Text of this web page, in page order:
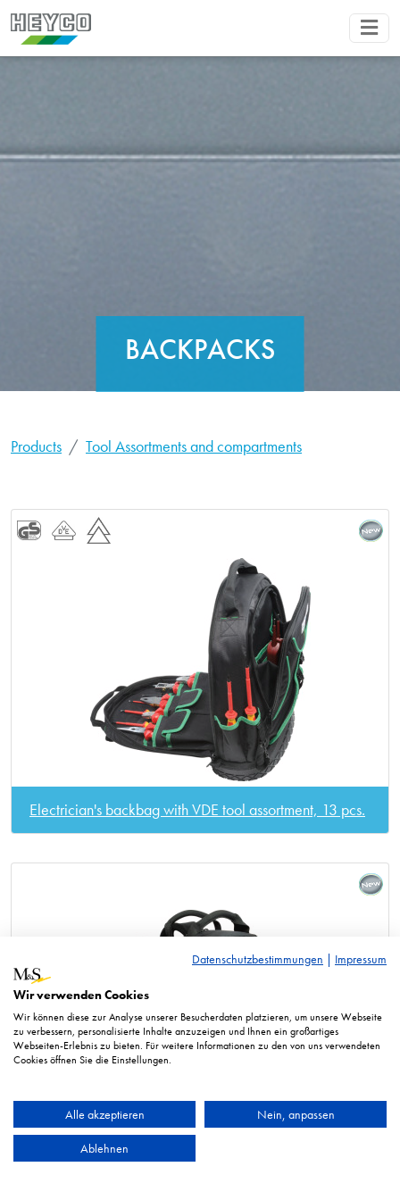
BACKPACKS
Products Tool Assortments and compartments
Electrician's backbag with VDE tool assortment, 13 pcs.
Backbag for tool assortments, empty
Datenschutzbestimmungen | Impressum
Wir verwenden Cookies
Wir können diese zur Analyse unserer Besucherdaten platzieren, um unsere Webseite
zu verbessern, personalisierte Inhalte anzuzeigen und Ihnen ein großartiges
Webseiten-Erlebnis zu bieten. Für weitere Informationen zu den von uns verwendeten
Cookies öffnen Sie die Einstellungen.
Alle akzeptieren Nein, anpassen
Ablehnen